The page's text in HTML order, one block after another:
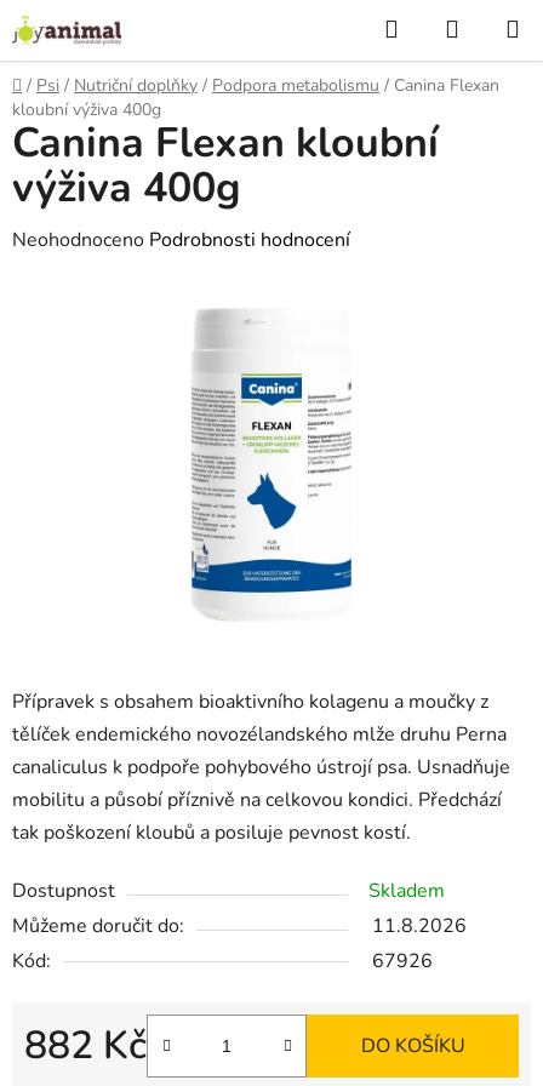
Přejít
na
obsah
Hledat
KOŠÍK
Domů
/ Psi / Nutriční doplňky / Podpora metabolismu / Canina Flexan
kloubní výživa 400g
Přípravek s obsahem bioaktivního kolagenu a moučky z
tělíček endemického novozélandského mlže druhu Perna
canaliculus k podpoře pohybového ústrojí psa. Usnadňuje
mobilitu a působí příznivě na celkovou kondici. Předchází
tak poškození kloubů a posiluje pevnost kostí.
Dostupnost
Skladem
Můžeme doručit do:
11.8.2026
Kód:
67926
882 Kč DO KOŠÍKU
Canina Flexan kloubní
výživa 400g
Průměrné
Neohodnoceno Podrobnosti hodnocení